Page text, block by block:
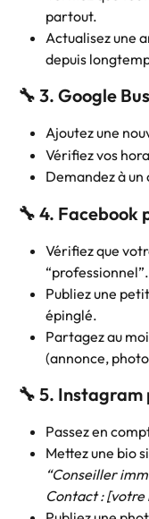
partout.
Actualisez une
depuis
🔧 3. Google
Ajoutez une
Vérifiez vos
Demandez à
🔧 4. Facebook
Vérifiez que
“professionnel”.
Publiez une
épinglé.
Partagez au
(annonce,
🔧 5. Instagram
Passez en
Mettez une bio
“Conseiller
Contact : [votre